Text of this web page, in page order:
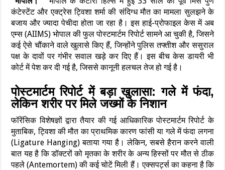
कंटेस्टेंट और एक्ट्रेस ट्विशा शर्मा की संदिग्ध मौत का मामला सुलझने के
बजाय और ज्यादा पेचीदा होता जा रहा है। इस हाई-प्रोफाइल केस में अब
एम्स (AIIMS) भोपाल की फुल पोस्टमार्टम रिपोर्ट सामने आ चुकी है, जिसने
कई ऐसे चौंकाने वाले खुलासे किए हैं, जिन्होंने पुलिस तफ्तीश और ससुराल
पक्ष के दावों पर गंभीर सवाल खड़े कर दिए हैं। इस बीच केस डायरी भी
कोर्ट में पेश कर दी गई है, जिससे कानूनी हलचल तेज हो गई है।
पोस्टमार्टम रिपोर्ट में बड़ा खुलासा: गले में फंदा,
लेकिन शरीर पर मिले जख्मों के निशान
फॉरेंसिक विशेषज्ञों द्वारा तैयार की गई आधिकारिक पोस्टमार्टम रिपोर्ट के
मुताबिक, ट्विशा की मौत का प्राथमिक कारण फांसी या गले में फंदा लगना
(Ligature Hanging) बताया गया है। लेकिन, सबसे हैरान करने वाली
बात यह है कि डॉक्टरों को मृतका के शरीर के अन्य हिस्सों पर मौत से ठीक
पहले (Antemortem) की कई चोटें मिली हैं। एक्सपर्ट्स का कहना है कि